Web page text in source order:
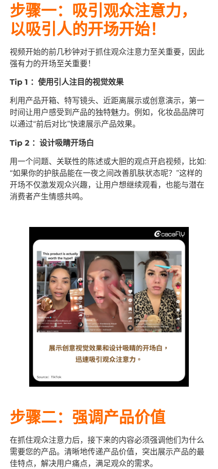
步骤一： 吸引观众注意力，
以吸引人的开场开始！
视频开始的前几秒钟对于抓住观众注意力至关重要，因此
强有力的开场至关重要！
Tip 1 ：使用引人注目的视觉效果
利用产品开箱、特写镜头、近距离展示或创意演示，第一
时间让用户感受到产品的独特魅力。例如，化妆品品牌可
以通过“前后对比”快速展示产品效果。
Tip 2 ：设计吸睛开场白
用一个问题、关联性的陈述或大胆的观点开启视频，比如:
“如果你的护肤品能在一夜之间改善肌肤状态呢？”这样的
开场不仅激发观众兴趣，让用户想继续观看，也能与潜在
消费者产生情感共鸣。
步骤二：强调产品价值
在抓住观众注意力后，接下来的内容必须强调他们为什么
需要您的产品。清晰地传递产品价值，突出展示产品的最
佳特点，解决用户痛点，满足观众的需求。